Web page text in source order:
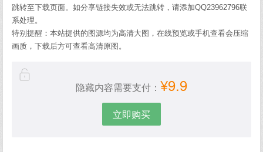
跳转至下载页面。如分享链接失效或无法跳转，请添加QQ23962796联
系处理。
特别提醒：本站提供的图源均为高清大图，在线预览或手机查看会压缩
画质，下载后方可查看高清原图。
隐藏内容需要支付： ¥9.9
立即购买